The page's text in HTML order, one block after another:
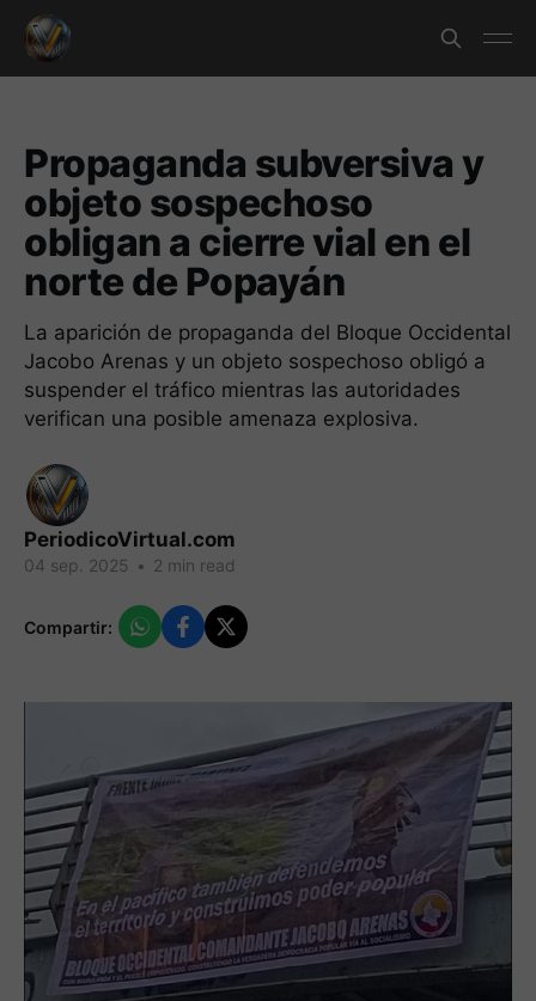
Propaganda subversiva y
objeto sospechoso
obligan a cierre vial en el
norte de Popayán
La aparición de propaganda del Bloque Occidental
Jacobo Arenas y un objeto sospechoso obligó a
suspender el tráfico mientras las autoridades
verifican una posible amenaza explosiva.
PeriodicoVirtual.com
04 sep. 2025 • 2 min read
Compartir: